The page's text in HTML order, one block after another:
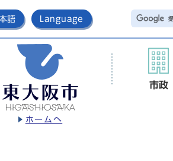
語 Language
ホームへ
市政